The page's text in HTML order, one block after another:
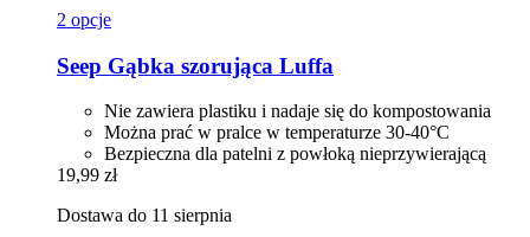
2 opcje
Seep Gąbka szorująca Luffa
Nie zawiera plastiku i nadaje się do kompostowania
Można prać w pralce w temperaturze 30-40°C
Bezpieczna dla patelni z powłoką nieprzywierającą
19,99 zł
Dostawa do 11 sierpnia